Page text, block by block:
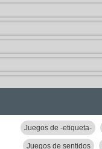
Juegos de -etiqueta-
Juegos de sentidos